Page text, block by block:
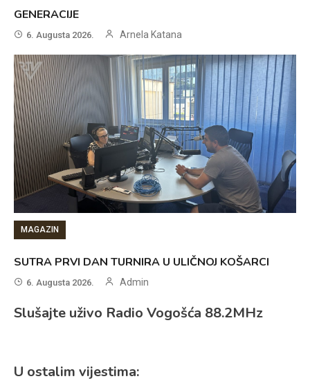
GENERACIJE
6. Augusta 2026. Arnela Katana
MAGAZIN
SUTRA PRVI DAN TURNIRA U ULIČNOJ KOŠARCI
6. Augusta 2026. Admin
Slušajte uživo Radio Vogošća 88.2MHz
U ostalim vijestima: